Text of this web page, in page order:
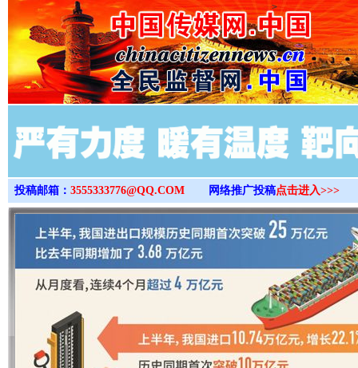
>
投稿邮箱： 3555333776@QQ.COM 网络推广投稿点击进入>>>